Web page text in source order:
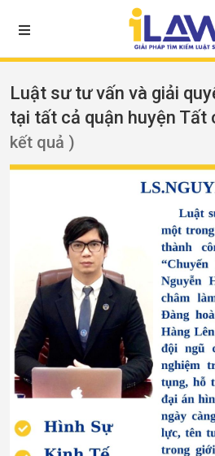
Luật sư tư vấn và giải
tại tất cả quận huyện Tất
kết quả )